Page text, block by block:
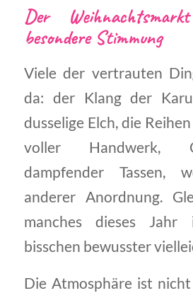
Der
besondere Stimmung
Viele der vertrauten
da: der Klang der
dusselige Elch, die
voller Handwerk,
dampfender Tassen,
anderer Anordnung.
manches dieses Jahr
bisschen bewusster
Die Atmosphäre ist